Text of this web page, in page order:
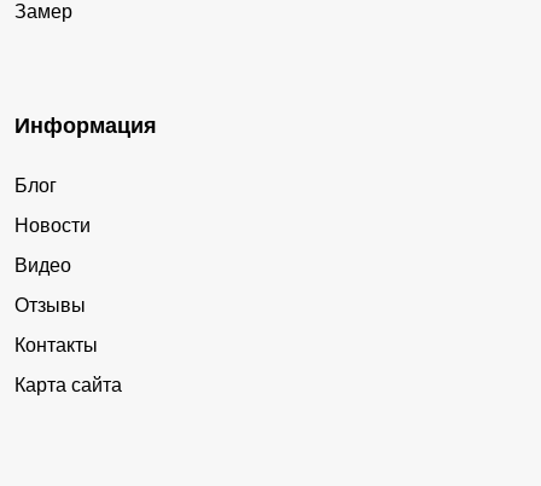
Замер
Информация
Блог
Новости
Видео
Отзывы
Контакты
Карта сайта